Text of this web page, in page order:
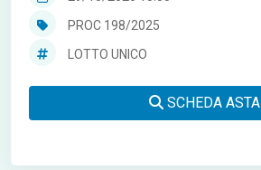
PROC 198/2025
LOTTO UNICO
SCHEDA ASTA